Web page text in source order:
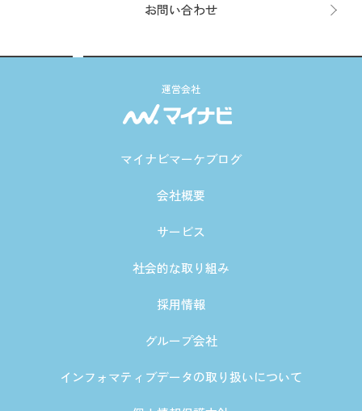
お問い合わせ
運営会社
マイナビマーケブログ
会社概要
サービス
社会的な取り組み
採用情報
グループ会社
インフォマティブデータの取り扱いについて